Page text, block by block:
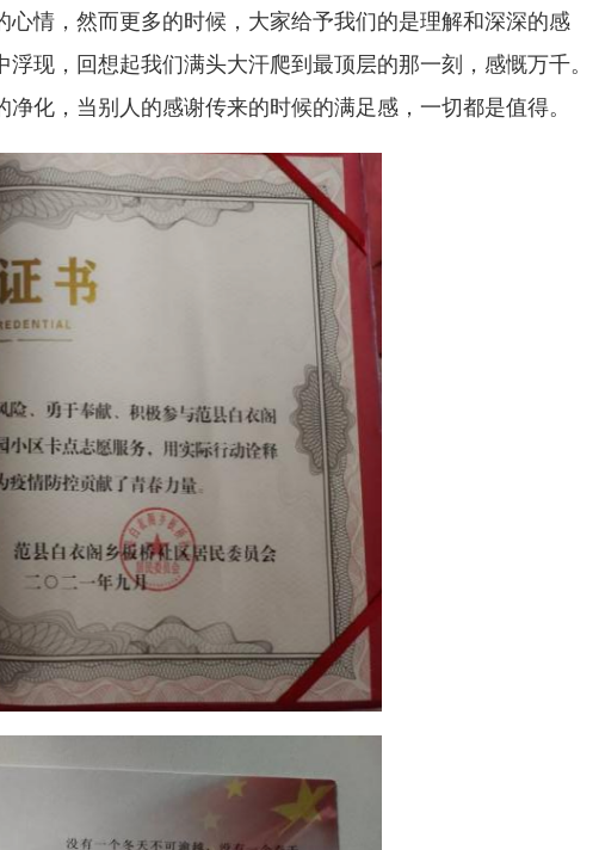
情，然而更多的时候，大家给予我们的是理解和深深的感
现，回想起我们满头大汗爬到最顶层的那一刻，感慨万千。
化，当别人的感谢传来的时候的满足感，一切都是值得。